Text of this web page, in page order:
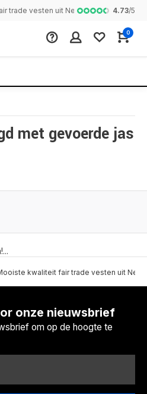
uit Nepal Complete
4.73/5
0
met gevoerde jas
fair trade vesten uit Nepal
onze nieuwsbrief
om op de hoogte te